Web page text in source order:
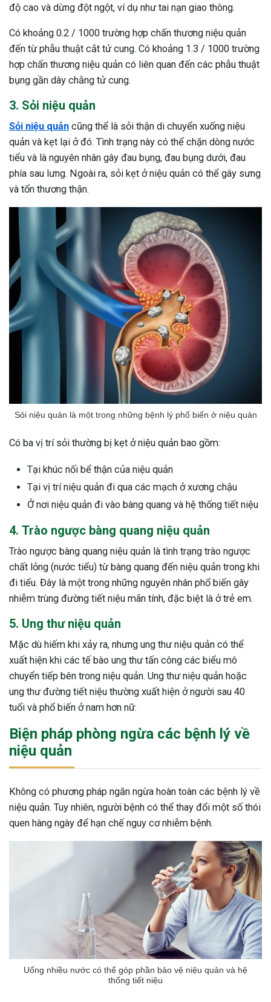
độ cao và dừng đột ngột, ví dụ như tai nạn giao thông.
Có khoảng 0.2 / 1000 trường hợp chấn thương niệu quản
đến từ phẫu thuật cắt tử cung. Có khoảng 1.3 / 1000 trường
hợp chấn thương niệu quản có liên quan đến các phẫu thuật
bụng gần dây chằng tử cung.
3. Sỏi niệu quản
Sỏi niệu quản cũng thể là sỏi thận di chuyển xuống niệu
quản và kẹt lại ở đó. Tình trạng này có thể chặn dòng nước
tiểu và là nguyên nhân gây đau bụng, đau bụng dưới, đau
phía sau lưng. Ngoài ra, sỏi kẹt ở niệu quản có thể gây sưng
và tổn thương thận.
Sỏi niệu quản là một trong những bệnh lý phổ biến ở niệu quản
Có ba vị trí sỏi thường bị kẹt ở niệu quản bao gồm:
Tại khúc nối bể thận của niệu quản
Tại vị trí niệu quản đi qua các mạch ở xương chậu
Ở nơi niệu quản đi vào bàng quang và hệ thống tiết niệu
4. Trào ngược bàng quang niệu quản
Trào ngược bàng quang niệu quản là tình trạng trào ngược
chất lỏng (nước tiểu) từ bàng quang đến niệu quản trong khi
đi tiểu. Đây là một trong những nguyên nhân phổ biến gây
nhiễm trùng đường tiết niệu mãn tính, đặc biệt là ở trẻ em.
5. Ung thư niệu quản
Mặc dù hiếm khi xảy ra, nhưng ung thư niệu quản có thể
xuất hiện khi các tế bào ung thư tấn công các biểu mô
chuyển tiếp bên trong niệu quản. Ung thư niệu quản hoặc
ung thư đường tiết niệu thường xuất hiện ở người sau 40
tuổi và phổ biến ở nam hơn nữ.
Biện pháp phòng ngừa các bệnh lý về
niệu quản
Không có phương pháp ngăn ngừa hoàn toàn các bệnh lý về
niệu quản. Tuy nhiên, người bệnh có thể thay đổi một số thói
quen hàng ngày để hạn chế nguy cơ nhiễm bệnh.
Uống nhiều nước có thể góp phần bảo vệ niệu quản và hệ
thống tiết niệu